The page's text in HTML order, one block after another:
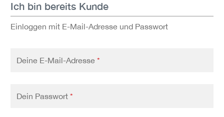
Ich bin bereits Kunde
Einloggen mit E-Mail-Adresse und Passwort
Deine E-Mail-Adresse *
Dein Passwort *